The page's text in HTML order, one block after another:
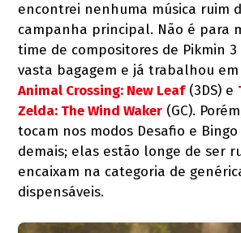
encontrei nenhuma música ruim
campanha principal. Não é para
time de compositores de Pikmin 3
vasta bagagem e já trabalhou
Animal Crossing: New Leaf(3DS) e
Zelda: The Wind Waker (GC).
tocam nos modos Desafio e
demais; elas estão longe de ser
encaixam na categoria de
dispensáveis.